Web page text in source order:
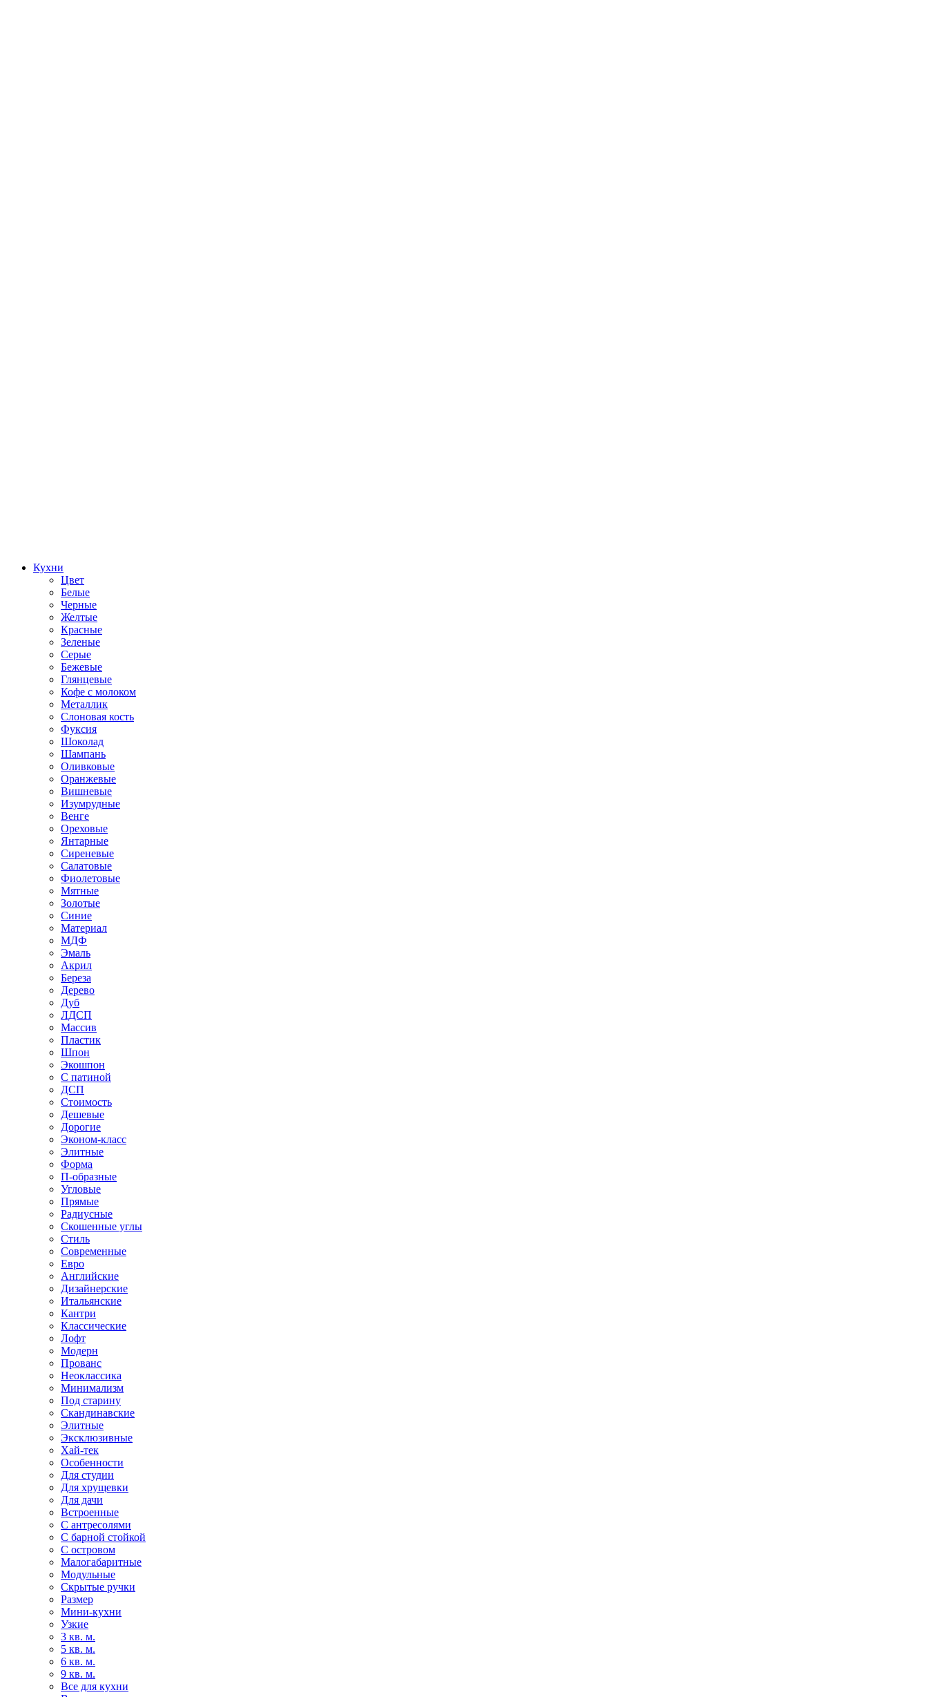
Кухни
Цвет
Белые
Черные
Желтые
Красные
Зеленые
Серые
Бежевые
Глянцевые
Кофе с молоком
Металлик
Слоновая кость
Фуксия
Шоколад
Шампань
Оливковые
Оранжевые
Вишневые
Изумрудные
Венге
Ореховые
Янтарные
Сиреневые
Салатовые
Фиолетовые
Мятные
Золотые
Синие
Материал
МДФ
Эмаль
Акрил
Береза
Дерево
Дуб
ЛДСП
Массив
Пластик
Шпон
Экошпон
С патиной
ДСП
Стоимость
Дешевые
Дорогие
Эконом-класс
Элитные
Форма
П-образные
Угловые
Прямые
Радиусные
Скошенные углы
Стиль
Современные
Евро
Английские
Дизайнерские
Итальянские
Кантри
Классические
Лофт
Модерн
Прованс
Неоклассика
Минимализм
Под старину
Скандинавские
Элитные
Эксклюзивные
Хай-тек
Особенности
Для студии
Для хрущевки
Для дачи
Встроенные
С антресолями
С барной стойкой
С островом
Малогабаритные
Модульные
Скрытые ручки
Размер
Мини-кухни
Узкие
3 кв. м.
5 кв. м.
6 кв. м.
9 кв. м.
Все для кухни